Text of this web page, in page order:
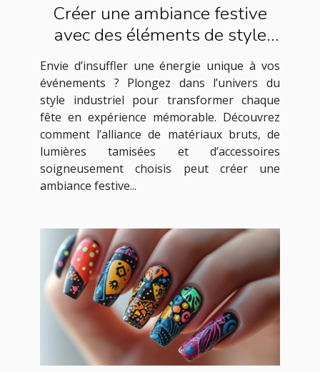
Créer une ambiance festive
avec des éléments de style
industriel
Envie d’insuffler une énergie unique à vos
événements ? Plongez dans l’univers du
style industriel pour transformer chaque
fête en expérience mémorable. Découvrez
comment l’alliance de matériaux bruts, de
lumières tamisées et d’accessoires
soigneusement choisis peut créer une
ambiance festive...